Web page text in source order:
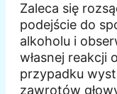
Zaleca się
podejście do
alkoholu i
własnej reakcji
przypadku
zawrotów